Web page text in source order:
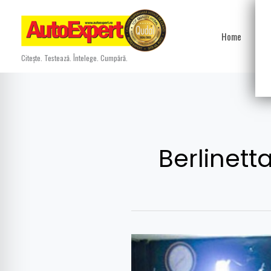
content
Citește. Testează. Întelege. Cumpără.
Home
Berlinetta
El